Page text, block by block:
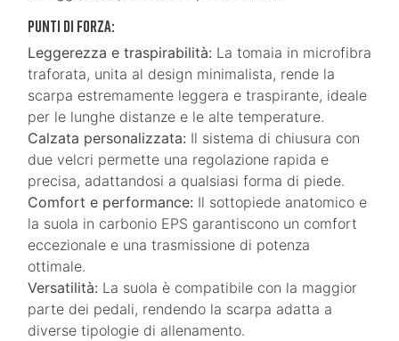
Punti di forza:
Leggerezza e traspirabilità: La tomaia in microfibra
traforata, unita al design minimalista, rende la
scarpa estremamente leggera e traspirante, ideale
per le lunghe distanze e le alte temperature.
Calzata personalizzata: Il sistema di chiusura con
due velcri permette una regolazione rapida e
precisa, adattandosi a qualsiasi forma di piede.
Comfort e performance: Il sottopiede anatomico e
la suola in carbonio EPS garantiscono un comfort
eccezionale e una trasmissione di potenza
ottimale.
Versatilità: La suola è compatibile con la maggior
parte dei pedali, rendendo la scarpa adatta a
diverse tipologie di allenamento.